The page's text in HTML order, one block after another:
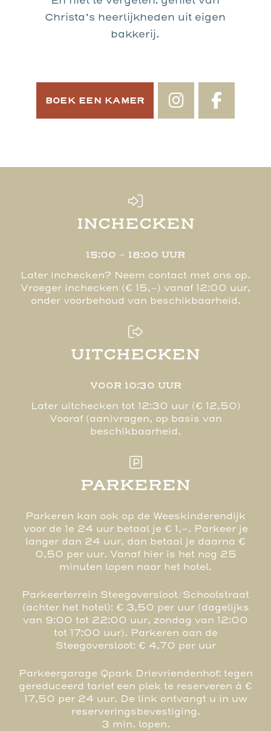
Christa’s heerlijkheden uit eigen
bakkerij.
BOEK EEN KAMER
INCHECKEN
15:00 - 18:00 UUR
Later inchecken? Neem contact met ons op.
Vroeger inchecken (€ 15,-) vanaf 12:00 uur,
onder voorbehoud van beschikbaarheid.
UITCHECKEN
VOOR 10:30 UUR
Later uitchecken tot 12:30 uur (€ 12,50)
Vooraf (aan)vragen, op basis van
beschikbaarheid.
PARKEREN
Parkeren kan ook op de Weeskinderendijk
voor de 1e 24 uur betaal je € 1,-. Parkeer je
langer dan 24 uur, dan betaal je daarna €
0,50 per uur. Vanaf hier is het nog 25
minuten lopen naar het hotel.
Parkeerterrein Steegoversloot/Schoolstraat
(achter het hotel): € 3,50 per uur (dagelijks
van 9:00 tot 22:00 uur, zondag van 12:00
tot 17:00 uur). Parkeren aan de
Steegoversloot: € 4,70 per uur
Parkeergarage Qpark Drievriendenhof: tegen
gereduceerd tarief een plek te reserveren à €
17,50 per 24 uur. De link ontvangt u in uw
reserveringsbevestiging.
3 min. lopen.